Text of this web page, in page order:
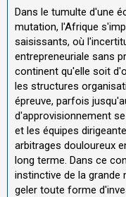
Dans le tumulte d'une
mutation, l'Afrique
saisissants, où
entrepreneuriale sans
continent qu'elle soit
les structures
épreuve, parfois
d'approvisionnement
et les équipes
arbitrages douloureux
long terme. Dans ce
instinctive de la
geler toute forme